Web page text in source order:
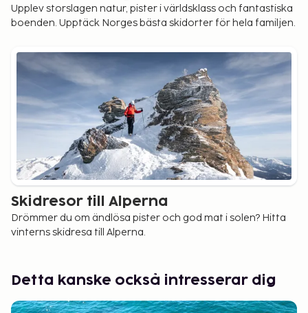
Upplev storslagen natur, pister i världsklass och fantastiska
boenden. Upptäck Norges bästa skidorter för hela familjen.
Skidresor till Alperna
Drömmer du om ändlösa pister och god mat i solen? Hitta
vinterns skidresa till Alperna.
Detta kanske också intresserar dig